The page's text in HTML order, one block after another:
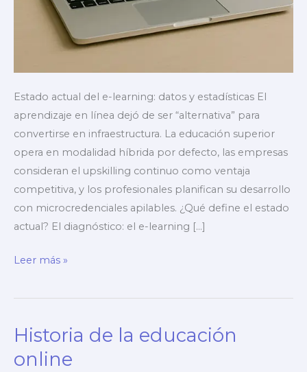
Estado actual del e-learning: datos y estadísticas El
aprendizaje en línea dejó de ser “alternativa” para
convertirse en infraestructura. La educación superior
opera en modalidad híbrida por defecto, las empresas
consideran el upskilling continuo como ventaja
competitiva, y los profesionales planifican su desarrollo
con microcredenciales apilables. ¿Qué define el estado
actual? El diagnóstico: el e-learning […]
El
del
en
Leer más »
Historia de la educación
online